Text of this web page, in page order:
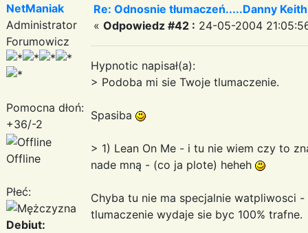
NetManiak
Administrator
Forumowicz
Pomocna dłoń:
+36/-2
Offline
Płeć:
Debiut:
Re: Odnosnie tłumaczeń.....Danny Keith
« Odpowiedz #42 : 24-05-2004
Hypnotic napisał(a):
> Podoba mi sie Twoje tlumaczenie.
Spasiba
> 1) Lean On Me - i tu nie wiem czy to
nade mną - (co ja plote) heheh
Chyba tu nie ma specjalnie watpliwosci
tlumaczenie wydaje sie byc 100% trafne.